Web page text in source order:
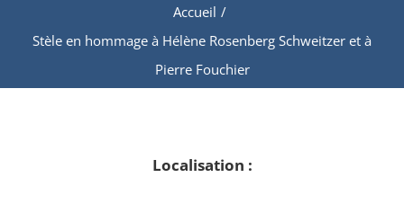
Accueil /
Stèle en hommage à Hélène Rosenberg Schweitzer et à
Pierre Fouchier
Localisation :